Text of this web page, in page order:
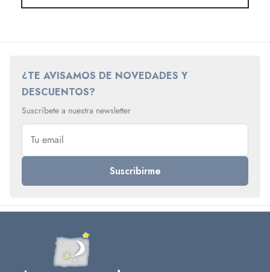
¿TE AVISAMOS DE NOVEDADES Y
DESCUENTOS?
Suscríbete a nuestra newsletter